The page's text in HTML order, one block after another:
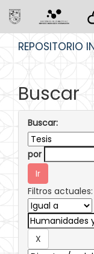
REPOSITORIO
Buscar
Buscar:
por
Filtros actuales: